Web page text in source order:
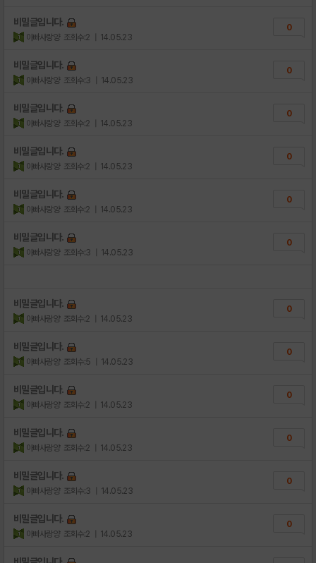
비밀글입니다.
아빠사랑양 조회수:2 | 14.05.23
0
비밀글입니다.
아빠사랑양 조회수:3 | 14.05.23
0
비밀글입니다.
아빠사랑양 조회수:2 | 14.05.23
0
비밀글입니다.
아빠사랑양 조회수:2 | 14.05.23
0
비밀글입니다.
아빠사랑양 조회수:2 | 14.05.23
0
비밀글입니다.
아빠사랑양 조회수:3 | 14.05.23
0
비밀글입니다.
아빠사랑양 조회수:2 | 14.05.23
0
비밀글입니다.
아빠사랑양 조회수:5 | 14.05.23
0
비밀글입니다.
아빠사랑양 조회수:2 | 14.05.23
0
비밀글입니다.
아빠사랑양 조회수:2 | 14.05.23
0
비밀글입니다.
아빠사랑양 조회수:3 | 14.05.23
0
비밀글입니다.
아빠사랑양 조회수:2 | 14.05.23
0